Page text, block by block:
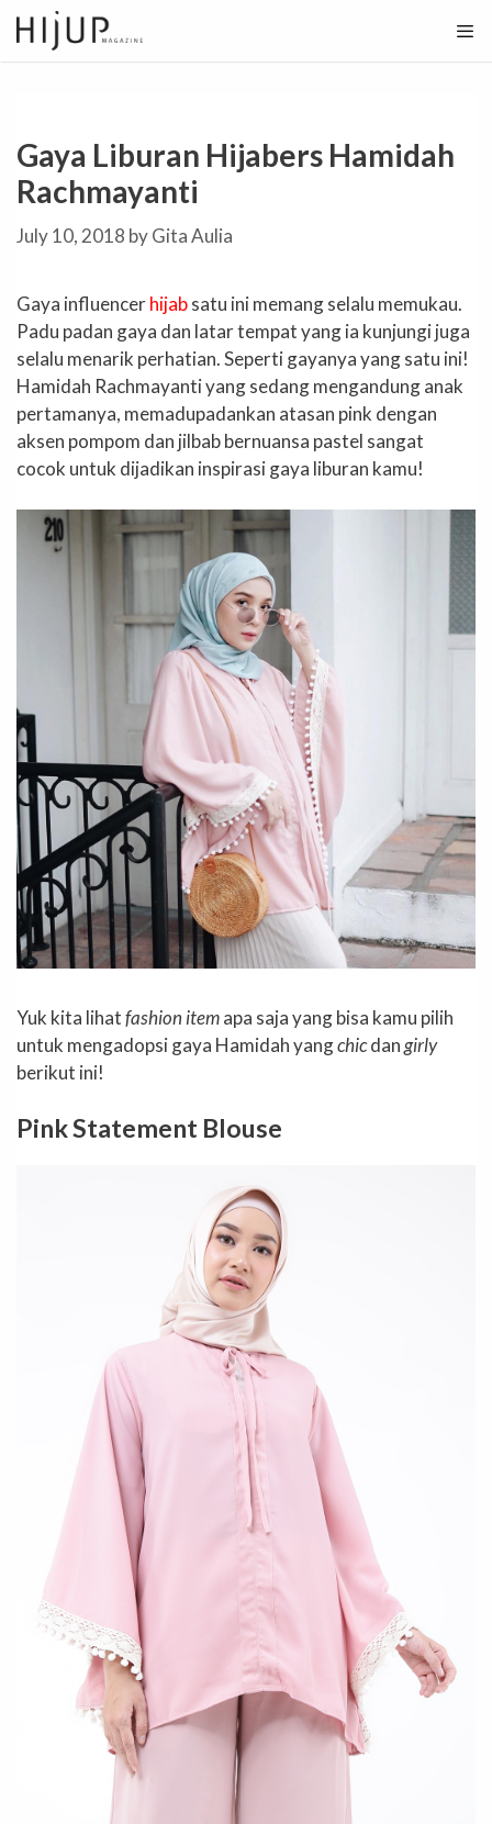
Skip
to
content
Gaya Liburan Hijabers Hamidah
Rachmayanti
July 10, 2018 byGita Aulia
Gaya influencerhijabsatu ini memang selalu memukau.
Padu padan gaya dan latar tempat yang ia kunjungi juga
selalu menarik perhatian. Seperti gayanya yang satu ini!
Hamidah Rachmayanti yang sedang mengandung anak
pertamanya, memadupadankan atasan pink dengan
aksen pompom dan jilbab bernuansa pastel sangat
cocok untuk dijadikan inspirasi gaya liburan kamu!
Yuk kita lihatfashion itemapa saja yang bisa kamu pilih
untuk mengadopsi gaya Hamidah yangchicdangirly
berikut ini!
Pink Statement Blouse